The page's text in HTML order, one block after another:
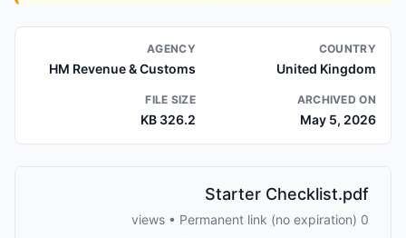
COUNTRY
United Kingdom
AGENCY
HM Revenue & Customs
ARCHIVED ON
May 5, 2026
FILE SIZE
326.2 KB
Starter Checklist.pdf
0 views • Permanent link (no expiration)